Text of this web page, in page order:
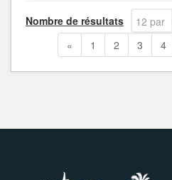
Nombre de résultats
12 par
page
« 1 2 3 4